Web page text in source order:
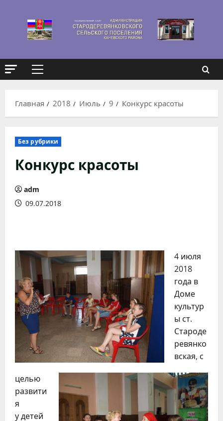
содержимому
Основное
Главная
2018 Июль 9 Конкурс красоты
Без рубрики
Конкурс красоты
adm
09.07.2018
4 июля
2018
года в
Доме
культур
ы ст.
Староде
ревянко
вская, с
целью
развити
я
у детей